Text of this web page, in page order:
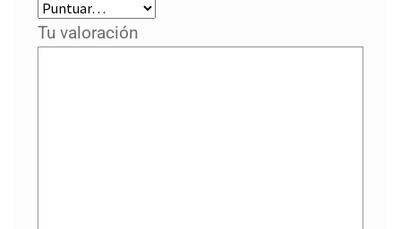
Tu valoración